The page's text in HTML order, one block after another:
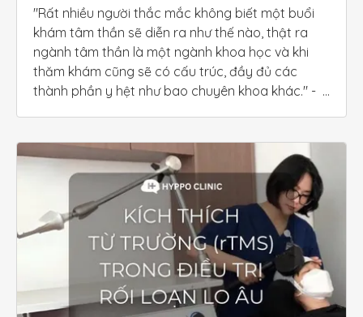
"Rất nhiều người thắc mắc không biết một buổi
khám tâm thần sẽ diễn ra như thế nào, thật ra
ngành tâm thần là một ngành khoa học và khi
thăm khám cũng sẽ có cấu trúc, đầy đủ các
thành phần y hệt như bao chuyên khoa khác." -
phút". Đây cũng là tiếp theo trong chuỗi Sinh
hoạt Chuyên môn của HYPPO Clinic.